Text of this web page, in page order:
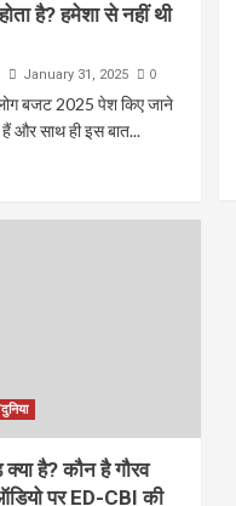
है? हमेशा से नहीं थी
January 31, 2025 0
बजट 2025 पेश किए जाने
और साथ ही इस बात...
है? कौन है गौरव
पर ED-CBI की